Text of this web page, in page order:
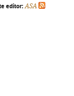
editor: ASA